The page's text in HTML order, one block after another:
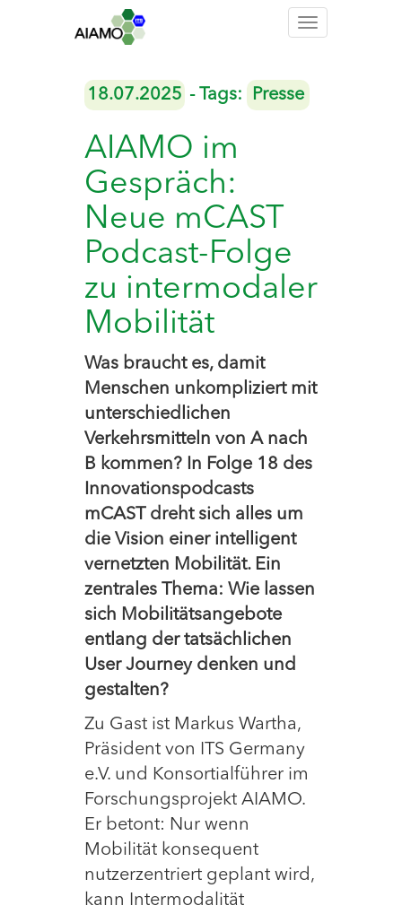
Toggle
18.07.2025 - Tags: Presse
AIAMO im
Gespräch:
Neue mCAST
Podcast-Folge
zu intermodaler
Mobilität
Was braucht es, damit
Menschen unkompliziert mit
unterschiedlichen
Verkehrsmitteln von A nach
B kommen? In Folge 18 des
Innovationspodcasts
mCAST dreht sich alles um
die Vision einer intelligent
vernetzten Mobilität. Ein
zentrales Thema: Wie lassen
sich Mobilitätsangebote
entlang der tatsächlichen
User Journey denken und
gestalten?
Zu Gast ist Markus Wartha,
Präsident von ITS Germany
e.V. und Konsortialführer im
Forschungsprojekt AIAMO.
Er betont: Nur wenn
Mobilität konsequent
nutzerzentriert geplant wird,
kann Intermodalität